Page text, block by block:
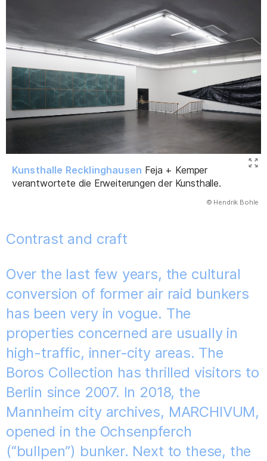
Kunsthalle Recklinghausen Feja + Kemper
verantwortete die Erweiterungen der Kunsthalle.
© Hendrik Bohle
Contrast and craft
Over the last few years, the cultural
conversion of former air raid bunkers
has been very in vogue. The
properties concerned are usually in
high-traffic, inner-city areas. The
Boros Collection has thrilled visitors to
Berlin since 2007. In 2018, the
Mannheim city archives, MARCHIVUM,
opened in the Ochsenpferch
(“bullpen”) bunker. Next to these, the